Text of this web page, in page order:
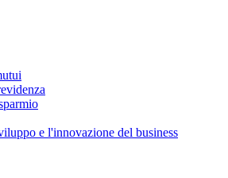
e l'innovazione del business